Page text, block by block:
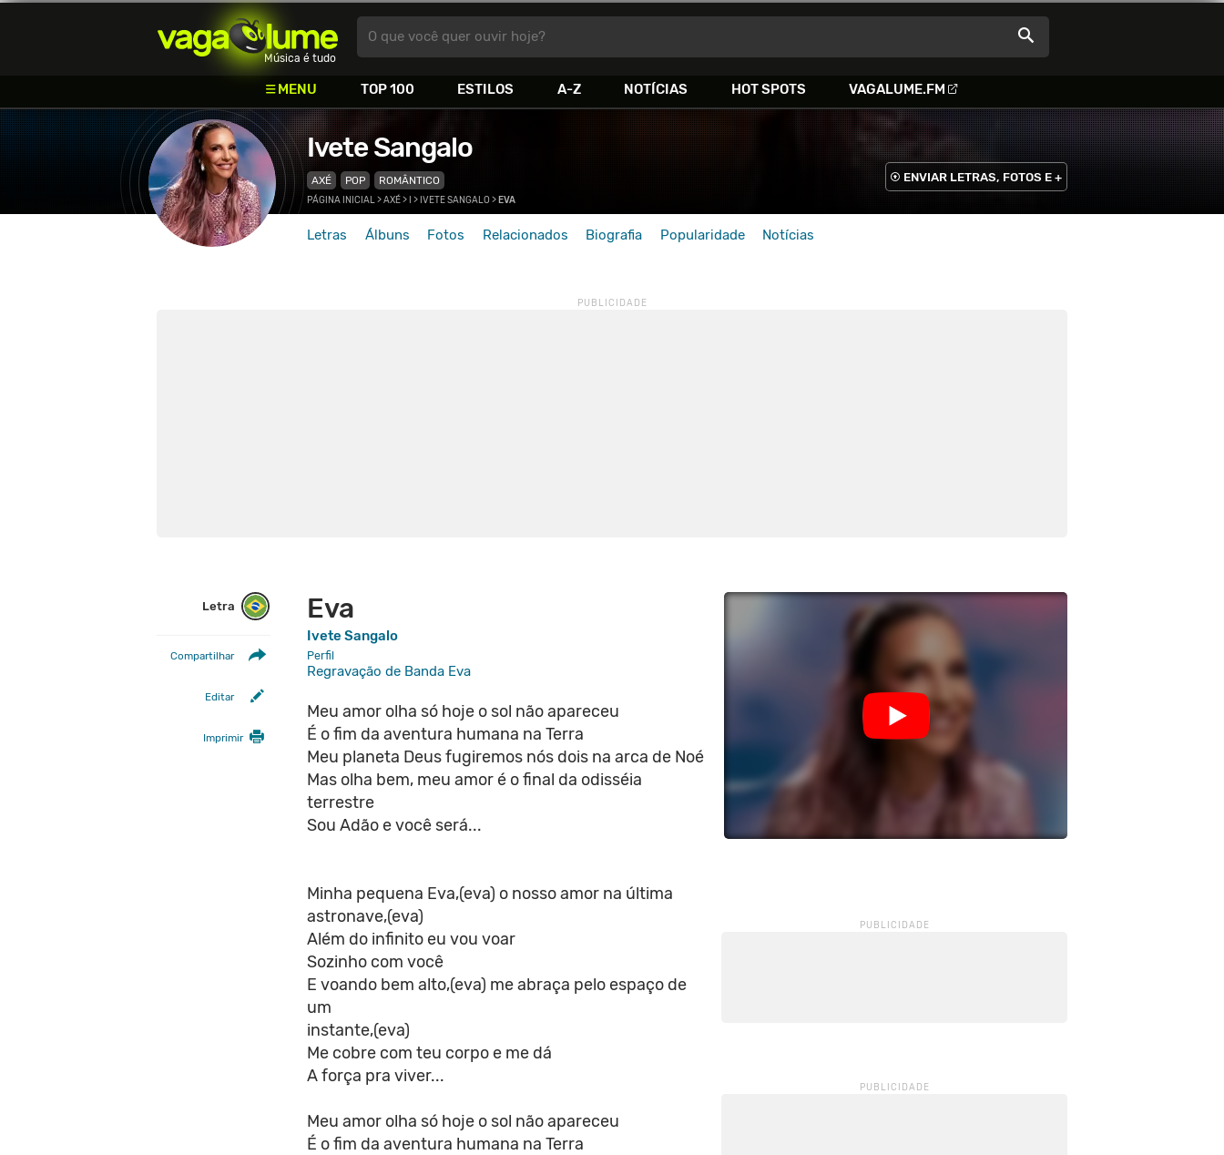
Vagalume
Música é tudo
MENU TOP 100 ESTILOS A-Z NOTÍCIAS HOT SPOTS VAGALUME.FM
O que você quer ouvir hoje?
Ivete Sangalo
AXÉ POP ROMÂNTICO ENVIAR LETRAS, FOTOS E +
Letras Álbuns Fotos Relacionados Biografia Popularidade Notícias
PÁGINA INICIAL>AXÉ> > IVETE SANGALO> EVA
Letra
Compartilhar
Editar
Imprimir
Eva
Ivete Sangalo
Perfil
Regravação de Banda Eva
Meu amor olha só hoje o sol não apareceu
É o fim da aventura humana na Terra
Meu planeta Deus fugiremos nós dois na arca de Noé
Mas olha bem, meu amor é o final da odisséia
terrestre
Sou Adão e você será...
Minha pequena Eva,(eva) o nosso amor na última
astronave,(eva)
Além do infinito eu vou voar
Sozinho com você
E voando bem alto,(eva) me abraça pelo espaço de
um
instante,(eva)
Me cobre com teu corpo e me dá
A força pra viver...
Meu amor olha só hoje o sol não apareceu
É o fim da aventura humana na Terra